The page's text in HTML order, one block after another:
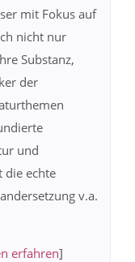
mit Fokus auf
nicht nur
Substanz,
der
und
die echte
v.a.
erfahren]